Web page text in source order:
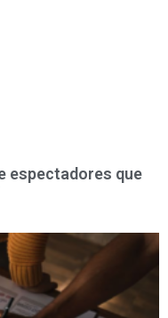
espectadores que